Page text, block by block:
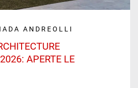
ANDREOLLI
APERTE LE